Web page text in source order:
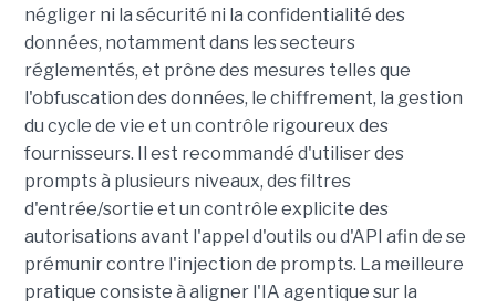
négliger ni la sécurité ni la confidentialité des
données, notamment dans les secteurs
réglementés, et prône des mesures telles que
l'obfuscation des données, le chiffrement, la gestion
du cycle de vie et un contrôle rigoureux des
fournisseurs. Il est recommandé d'utiliser des
prompts à plusieurs niveaux, des filtres
d'entrée/sortie et un contrôle explicite des
autorisations avant l'appel d'outils ou d'API afin de se
prémunir contre l'injection de prompts. La meilleure
pratique consiste à aligner l'IA agentique sur la